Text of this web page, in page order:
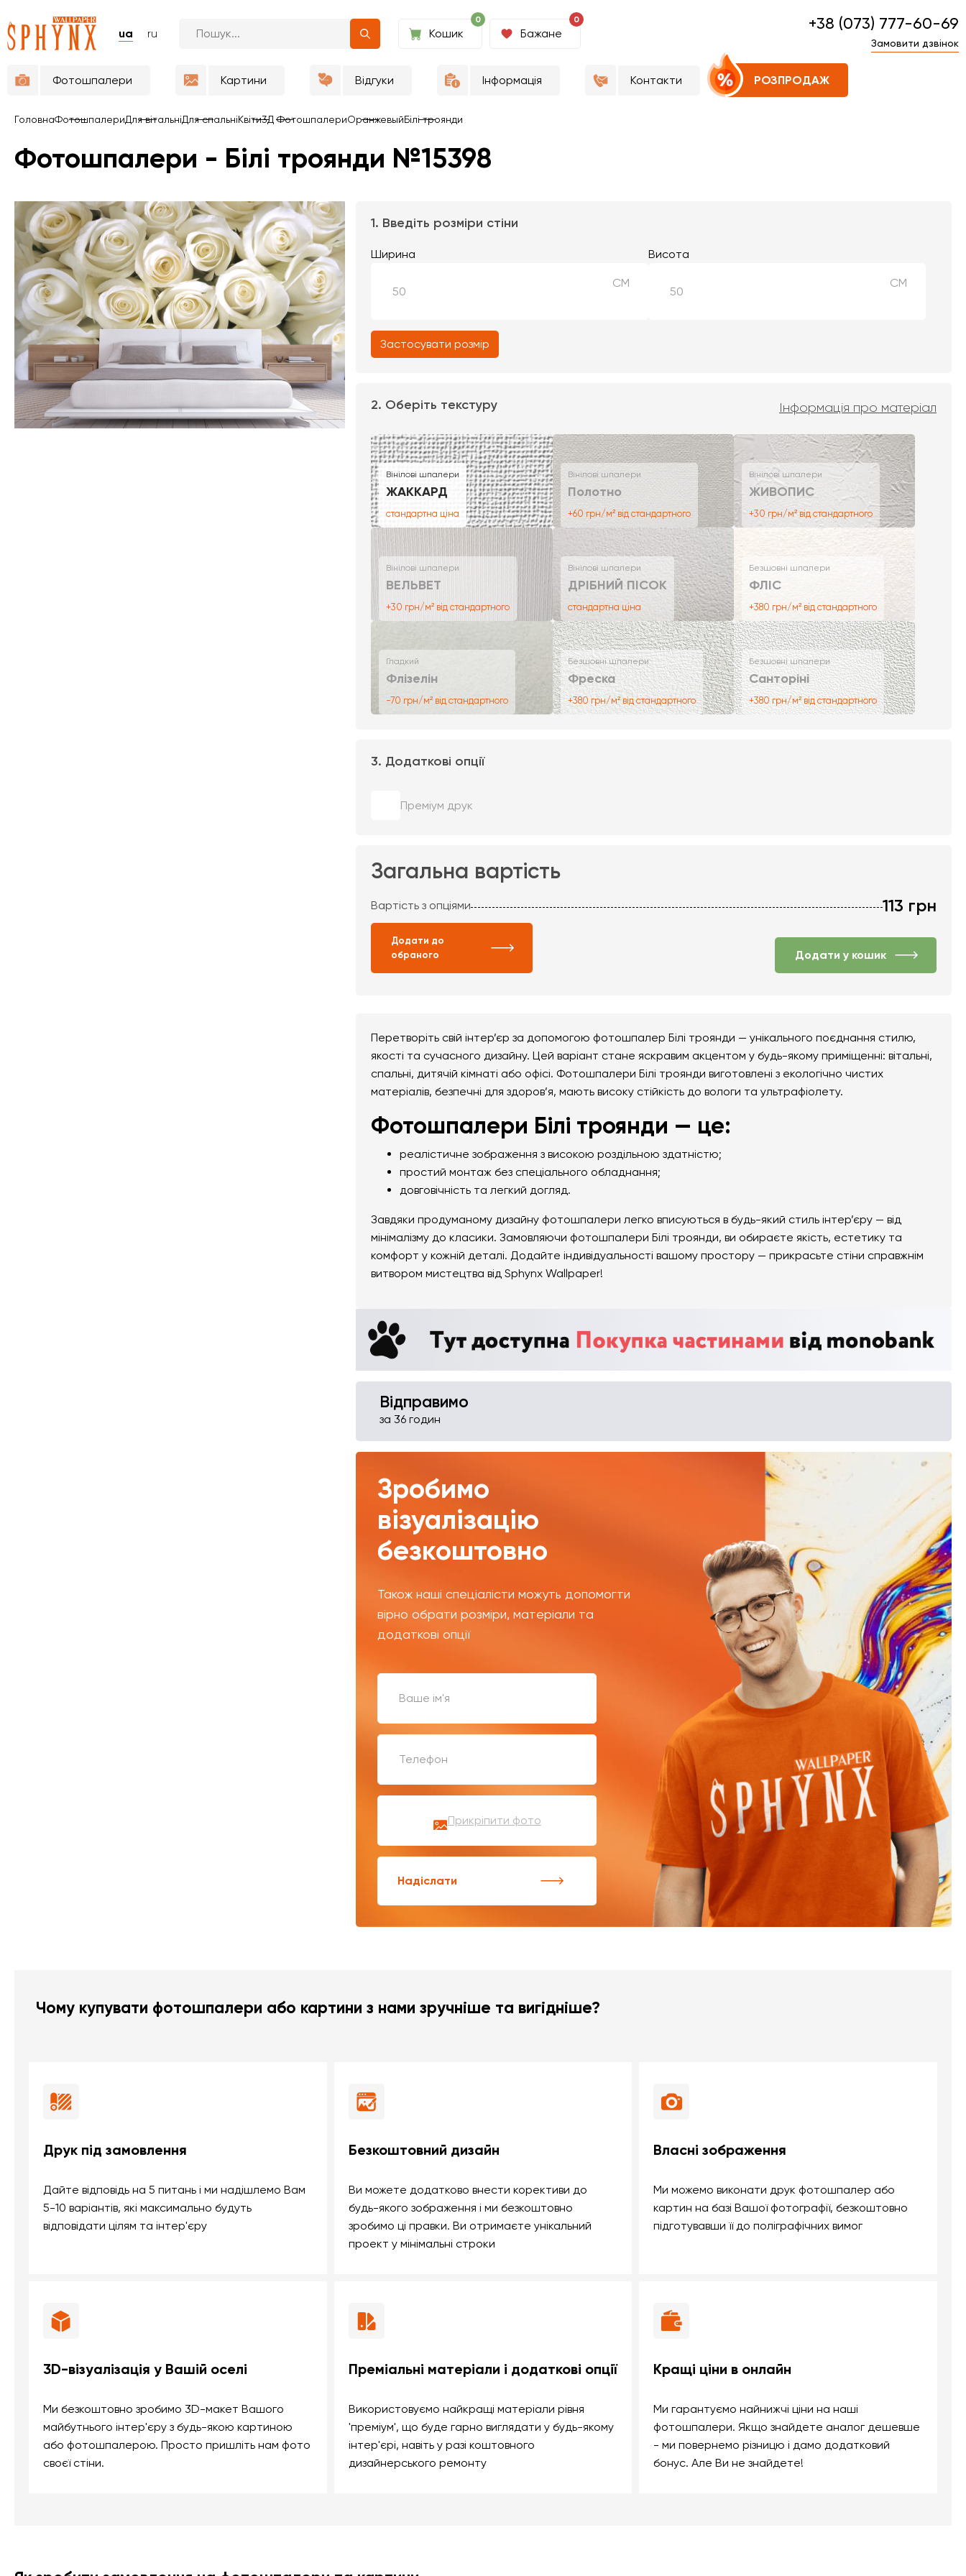
ua ru
0
Кошик
0
Бажане
+38 (073) 777-60-69
Замовити дзвінок
Фотошпалери Картини Відгуки Інформація Контакти РОЗПРОДАЖ
ГоловнаФотошпалериДля вітальніДля спальніКвіти3Д ФотошпалериОранжевыйБілі троянди
Фотошпалери - Білі троянди №15398
1. Введіть розміри стіни
Ширина
СМ
Висота
СМ
Застосувати розмір
2. Оберіть текстуру Інформація про матеріал
Вінілові шпалери
ЖАККАРД
стандартна ціна
Вінілові шпалери
Полотно
+60 грн/м² від стандартного
Вінілові шпалери
ЖИВОПИС
+30 грн/м² від стандартного
Вінілові шпалери
ВЕЛЬВЕТ
+30 грн/м² від стандартного
Вінілові шпалери
ДРІБНИЙ ПІСОК
стандартна ціна
Безшовні шпалери
ФЛІС
+380 грн/м² від стандартного
Гладкий
Флізелін
-70 грн/м² від стандартного
Безшовні шпалери
Фреска
+380 грн/м² від стандартного
Безшовні шпалери
Санторіні
+380 грн/м² від стандартного
3. Додаткові опції
Преміум друк
Загальна вартість
Вартість з опціями 113 грн
Додати до
обраного
Додати у кошик
Перетворіть свій інтер’єр за допомогою фотошпалер Білі троянди — унікального поєднання стилю,
якості та сучасного дизайну. Цей варіант стане яскравим акцентом у будь-якому приміщенні: вітальні,
спальні, дитячій кімнаті або офісі. Фотошпалери Білі троянди виготовлені з екологічно чистих
матеріалів, безпечні для здоров’я, мають високу стійкість до вологи та ультрафіолету.
Фотошпалери Білі троянди — це:
реалістичне зображення з високою роздільною здатністю;
простий монтаж без спеціального обладнання;
довговічність та легкий догляд.
Завдяки продуманому дизайну фотошпалери легко вписуються в будь-який стиль інтер’єру — від
мінімалізму до класики. Замовляючи фотошпалери Білі троянди, ви обираєте якість, естетику та
комфорт у кожній деталі. Додайте індивідуальності вашому простору — прикрасьте стіни справжнім
витвором мистецтва від Sphynx Wallpaper!
Відправимо
за 36 годин
Зробимо
візуалізацію
безкоштовно
Також наші спеціалісти можуть допомогти
вірно обрати розміри, матеріали та
додаткові опції
Прикріпити фото
Надіслати
Чому купувати фотошпалери або картини з нами зручніше та вигідніше?
Друк під замовлення
Дайте відповідь на 5 питань і ми надішлемо Вам
5-10 варіантів, які максимально будуть
відповідати цілям та інтер'єру
Безкоштовний дизайн
Ви можете додатково внести корективи до
будь-якого зображення і ми безкоштовно
зробимо ці правки. Ви отримаєте унікальний
проект у мінімальні строки
Власні зображення
Ми можемо виконати друк фотошпалер або
картин на базі Вашої фотографії, безкоштовно
підготувавши її до поліграфічних вимог
3D-візуалізація у Вашій оселі
Ми безкоштовно зробимо 3D-макет Вашого
майбутнього інтер'єру з будь-якою картиною
або фотошпалерою. Просто пришліть нам фото
своєї стіни.
Преміальні матеріали і додаткові опції
Використовуємо найкращі матеріали рівня
'преміум', що буде гарно виглядати у будь-якому
інтер'єрі, навіть у разі коштовного
дизайнерського ремонту
Кращі ціни в онлайн
Ми гарантуємо найнижчі ціни на наші
фотошпалери. Якщо знайдете аналог дешевше
- ми повернемо різницю і дамо додатковий
бонус. Але Ви не знайдете!